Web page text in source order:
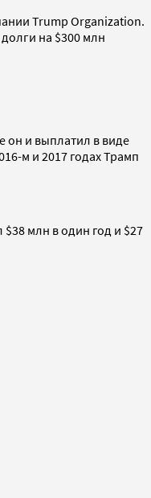
Trump Organization.
на $300 млн
он и выплатил в виде
м и 2017 годах Трамп
млн в один год и $27